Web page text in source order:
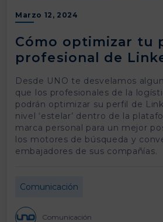
Marzo 12, 2024
Cómo optimizar tu
profesional de
Desde UNO te desvelamos
que los profesionales de la
podrán optimizar su perfil de
nivel ‘estelar’ dentro de la
marca personal para un mejor
los motores de búsqueda y
embajadores de sus compañías.
Comunicación
Comunicación